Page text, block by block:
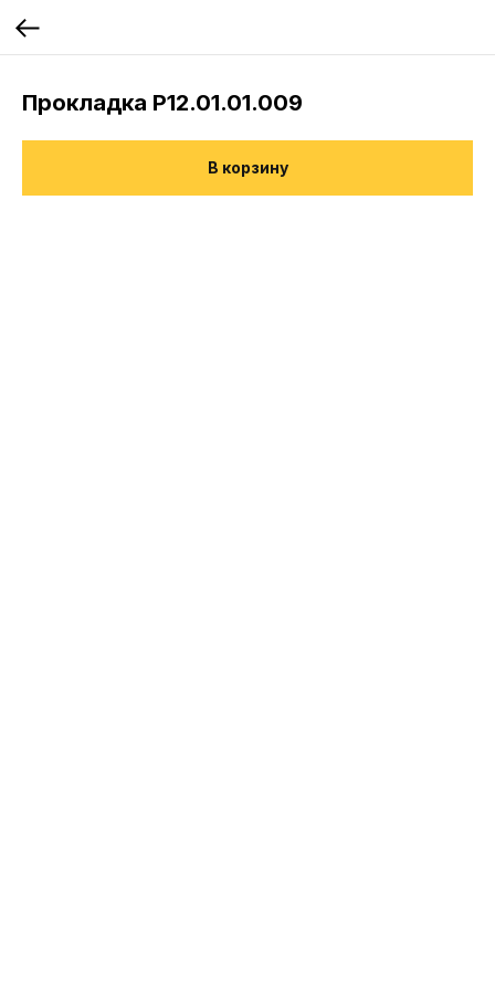
Прокладка Р12.01.01.009
В корзину